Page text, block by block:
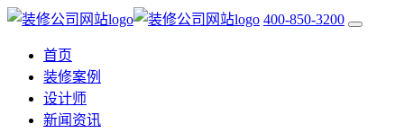
400-850-3200
首页
装修案例
设计师
新闻资讯